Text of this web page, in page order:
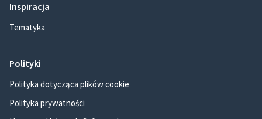
Inspiracja
Tematyka
Polityki
Polityka dotycząca plików cookie
Polityka prywatności